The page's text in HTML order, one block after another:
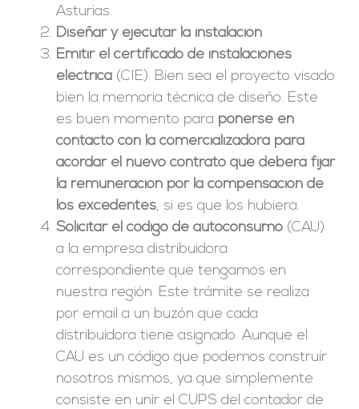
Asturias.
Diseñar y ejecutar la instalación
Emitir el certificado de instalaciones
eléctrica(CIE). Bien sea el proyecto visado
bien la memoria técnica de diseño. Este
es buen momento para ponerse en
contacto con la comercializadora para
acordar el nuevo contrato que deberá fijar
la remuneración por la compensación de
los excedentes, si es que los hubiera.
Solicitar el código de autoconsumo(CAU)
a la empresa distribuidora
correspondiente que tengamos en
nuestra región. Este trámite se realiza
por email a un buzón que cada
distribuidora tiene asignado. Aunque el
CAU es un código que podemos construir
nosotros mismos, ya que simplemente
consiste en unir el CUPS del contador de